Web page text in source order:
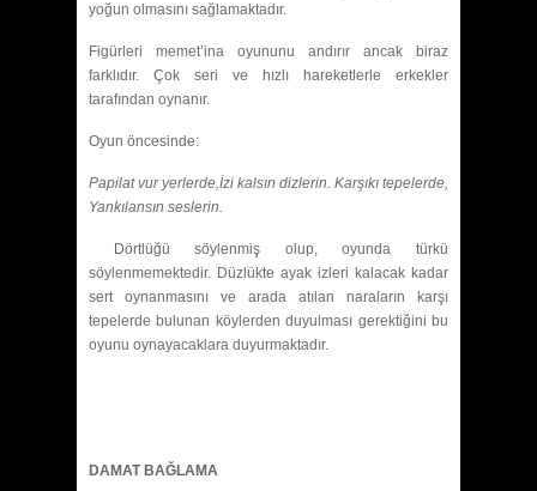
yoğun olmasını sağlamaktadır.
Figürleri memet’ina oyununu andırır ancak biraz
farklıdır. Çok seri ve hızlı hareketlerle erkekler
tarafından oynanır.
Oyun öncesinde:
Papilat vur yerlerde,İzi kalsın dizlerin. Karşıkı tepelerde,
Yankılansın seslerin.
Dörtlüğü söylenmiş olup, oyunda türkü
söylenmemektedir. Düzlükte ayak izleri kalacak kadar
sert oynanmasını ve arada atılan naraların karşı
tepelerde bulunan köylerden duyulması gerektiğini bu
oyunu oynayacaklara duyurmaktadır.
DAMAT BAĞLAMA